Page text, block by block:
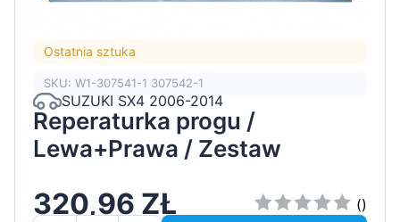
Ostatnia sztuka
SKU: W1-307541-1 307542-1
SUZUKI SX4 2006-2014
Reperaturka progu /
Lewa+Prawa / Zestaw
320,96 ZŁ
()